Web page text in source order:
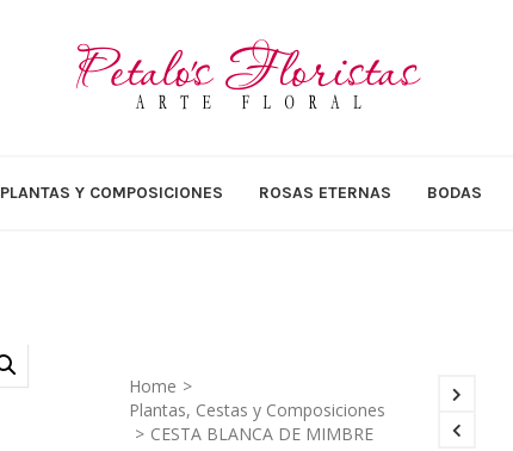
PLANTAS Y COMPOSICIONES ROSAS ETERNAS BODAS
Home >
Plantas, Cestas y Composiciones
> CESTA BLANCA DE MIMBRE